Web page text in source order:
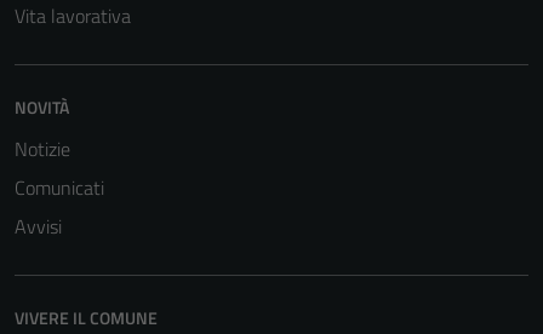
Vita lavorativa
NOVITÀ
Notizie
Comunicati
Avvisi
VIVERE IL COMUNE
Tecnici